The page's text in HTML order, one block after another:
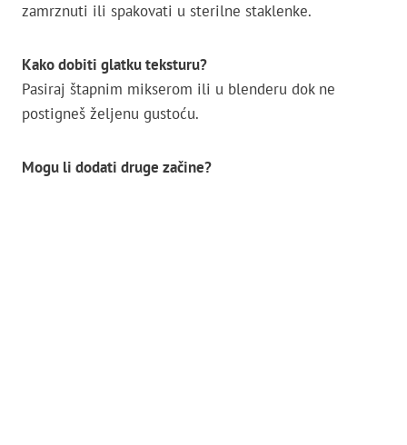
zamrznuti ili spakovati u sterilne staklenke.
Kako dobiti glatku teksturu?
Pasiraj štapnim mikserom ili u blenderu dok ne
postigneš željenu gustoću.
Mogu li dodati druge začine?